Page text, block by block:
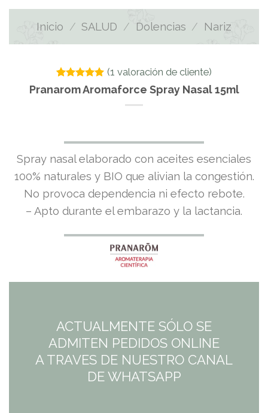
Inicio / SALUD / Dolencias / Nariz
Valorado
con5.00
1
cliente
(1 valoración de cliente)
Pranarom Aromaforce Spray Nasal 15ml
Spray nasal elaborado con aceites esenciales
100% naturales y BIO que alivian la congestión.
No provoca dependencia ni efecto rebote.
– Apto durante el embarazo y la lactancia.
ACTUALMENTE SÓLO SE
ADMITEN PEDIDOS ONLINE
A TRAVES DE NUESTRO CANAL
DE WHATSAPP